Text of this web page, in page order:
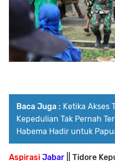
Baca Juga : Ketika Akses
Kepedulian Tak Pernah
Habema Hadir untuk
Aspirasi Jabar || Tidore